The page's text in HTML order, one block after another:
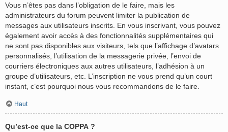
Vous n’êtes pas dans l’obligation de le faire, mais les
administrateurs du forum peuvent limiter la publication de
messages aux utilisateurs inscrits. En vous inscrivant, vous pouvez
également avoir accès à des fonctionnalités supplémentaires qui
ne sont pas disponibles aux visiteurs, tels que l’affichage d’avatars
personnalisés, l’utilisation de la messagerie privée, l’envoi de
courriers électroniques aux autres utilisateurs, l’adhésion à un
groupe d’utilisateurs, etc. L’inscription ne vous prend qu’un court
instant, c’est pourquoi nous vous recommandons de le faire.
Haut
Qu’est-ce que la COPPA ?